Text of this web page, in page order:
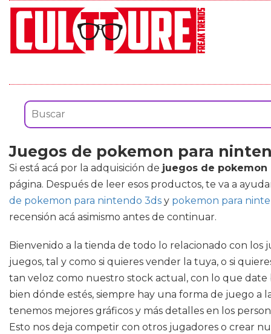
Juegos de pokemon para
Si está acá por la adquisición de juegos de pokemon
página. Después de leer esos productos, te va a
de pokemon para nintendo 3ds y pokemon para
recensión acá asimismo antes de continuar.
Bienvenido a la tienda de todo lo relacionado con los
juegos, tal y como si quieres vender la tuya, o si
tan veloz como nuestro stock actual, con lo que date
bien dónde estés, siempre hay una forma de juego a
tenemos mejores gráficos y más detalles en los
Esto nos deja competir con otros jugadores o crear